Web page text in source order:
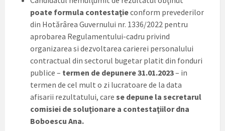
poate formula contestaţieconform prevederilor
din Hotărârea Guvernului nr. 1336/2022 pentru
aprobarea Regulamentului-cadru privind
organizarea si dezvoltarea carierei personalului
contractual din sectorul bugetar platit din fonduri
publice – termen de depunere 31.01.2023– in
termen de cel mult o zi lucratoare de la data
afisarii rezultatului, care se depune la secretarul
comisiei de soluţionare a contestaţiilor dna
Boboescu Ana.